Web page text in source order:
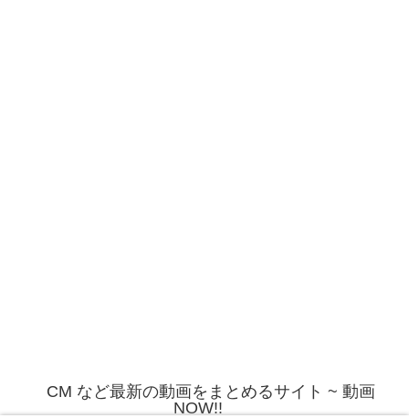
CM など最新の動画をまとめるサイト ~ 動画
NOW!!